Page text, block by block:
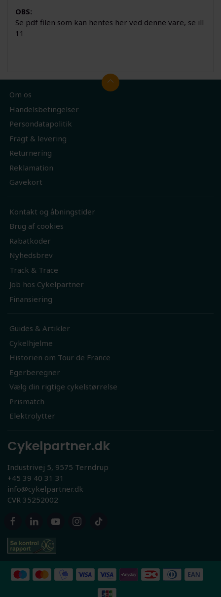
OBS:
Se pdf filen som kan hentes her ved denne vare, se ill
11
Om os
Handelsbetingelser
Persondatapolitik
Fragt & levering
Returnering
Reklamation
Gavekort
Kontakt og åbningstider
Brug af cookies
Rabatkoder
Nyhedsbrev
Track & Trace
Job hos Cykelpartner
Finansiering
Guides & Artikler
Cykelhjelme
Historien om Tour de France
Egerberegner
Vælg din rigtige cykelstørrelse
Prismatch
Elektrolytter
Cykelpartner.dk
Industrivej 5, 9575 Terndrup
+45 39 40 31 31
info@cykelpartner.dk
CVR 35252002